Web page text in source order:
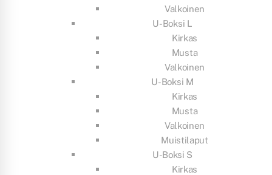
Valkoinen
U-Boksi L
Kirkas
Musta
Valkoinen
U-Boksi M
Kirkas
Musta
Valkoinen
Muistilaput
U-Boksi S
Kirkas